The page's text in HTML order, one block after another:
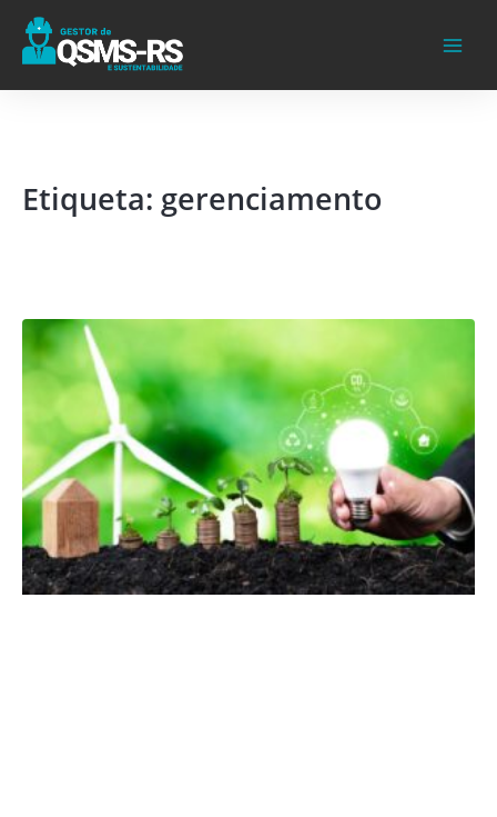
para
conteúdo
Etiqueta: gerenciamento